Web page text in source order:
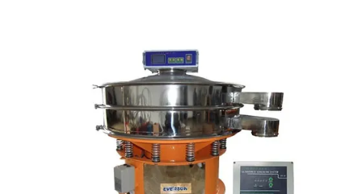
PRYWATNOŚCI